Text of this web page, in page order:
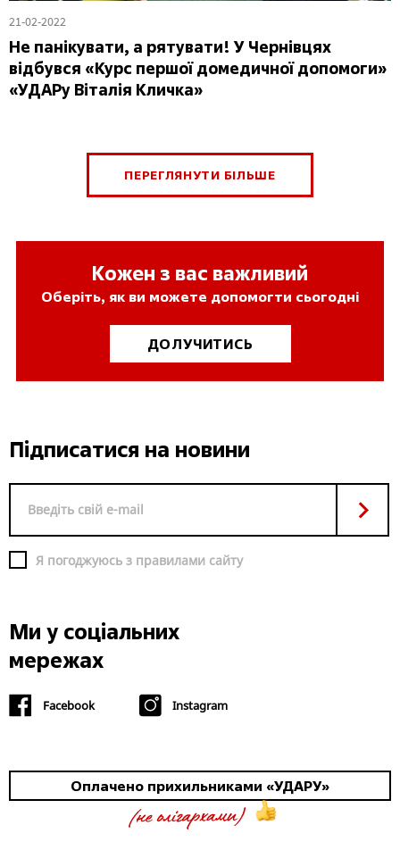
Кожен з вас важливий
Оберіть, як ви можете допомогти сьогодні
ДОЛУЧИТИСЬ
21-02-2022
Не панікувати, а рятувати! У Чернівцях
відбувся «Курс першої домедичної допомоги»
«УДАРу Віталія Кличка»
ПЕРЕГЛЯНУТИ БІЛЬШЕ
Підписатися на новини
Я погоджуюсь з правилами сайту
Ми у соціальних
мережах
Facebook Instagram
Оплачено прихильниками «УДАРУ»